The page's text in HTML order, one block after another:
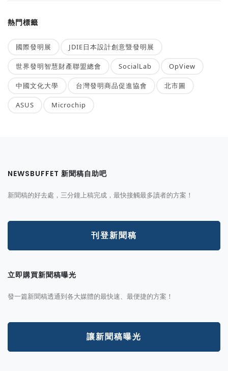
熱門標籤
國際發明展 JDIE日本設計創意暨發明展
世界發明智慧財產聯盟總會 SocialLab OpView
中國文化大學 台灣發明商品促進協會 北市圖
ASUS Microchip
NEWSBUFFET 新聞稿自助吧
新聞稿的好去處，三分鐘上稿完成，最快接觸最多讀者的方案！
刊登新聞稿
立即購買新聞稿曝光
發一篇新聞稿透通到各大媒體的最快速、最便捷的方案！
讓新聞稿曝光